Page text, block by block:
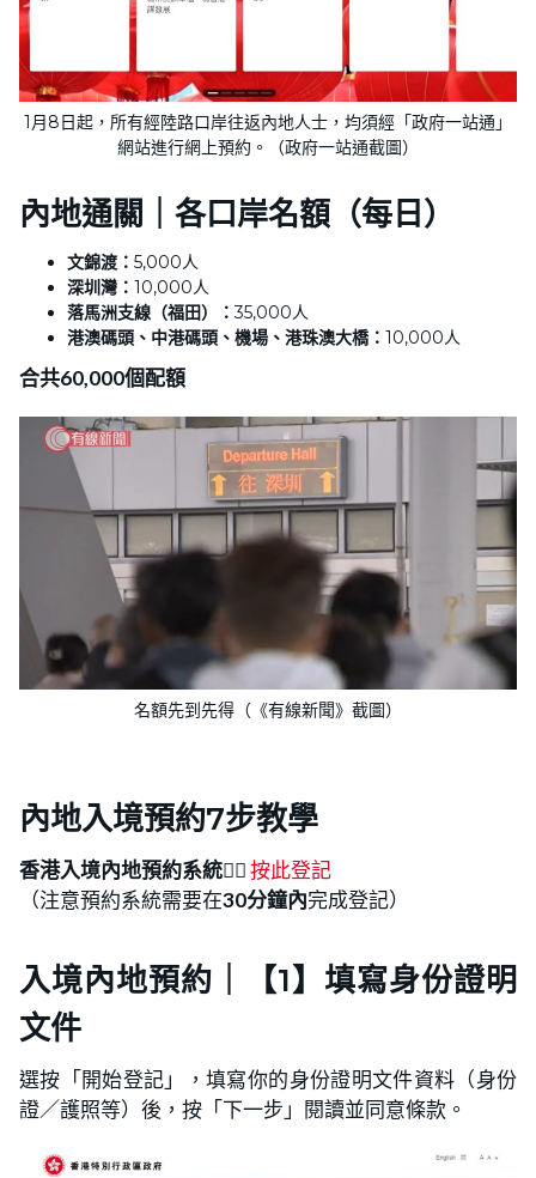
1月8日起，所有經陸路口岸往返內地人士，均須經「政府一站通」
網站進行網上預約。（政府一站通截圖）
內地通關｜ 各口岸名額（每日）
文錦渡： 5,000人
深圳灣： 10,000人
落馬洲支線（福田）：35,000人
港澳碼頭、中港碼頭、機場、港珠澳大橋： 10,000人
合共60,000個配額
名額先到先得（《有線新聞》截圖）
內地入境預約7步教學
香港入境內地預約系統👉🏻按此登記
（注意預約系統需要在30分鐘內完成登記）
入境內地預約｜【1】填寫身份證明
文件
選按「開始登記」，填寫你的身份證明文件資料（身份
證／護照等）後，按「下一步」閱讀並同意條款。